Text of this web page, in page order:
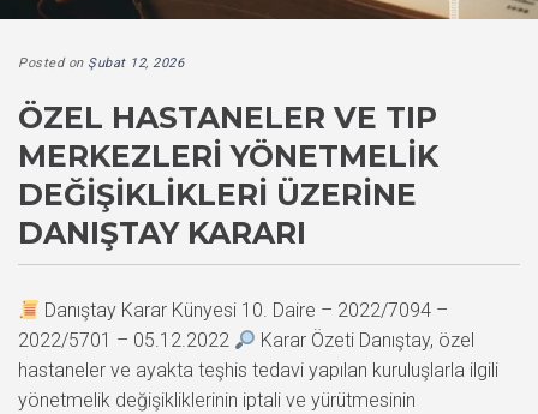
Posted on Şubat 12, 2026
ÖZEL HASTANELER VE TIP
MERKEZLERI YÖNETMELIK
DEĞIŞIKLIKLERI ÜZERINE
DANIŞTAY KARARI
Danıştay Karar Künyesi 10. Daire – 2022/7094 –
2022/5701 – 05.12.2022
Karar Özeti Danıştay, özel
hastaneler ve ayakta teşhis tedavi yapılan kuruluşlarla ilgili
yönetmelik değişikliklerinin iptali ve yürütmesinin